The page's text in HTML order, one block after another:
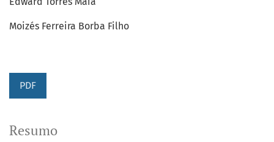
Moizés Ferreira Borba Filho
PDF
Resumo